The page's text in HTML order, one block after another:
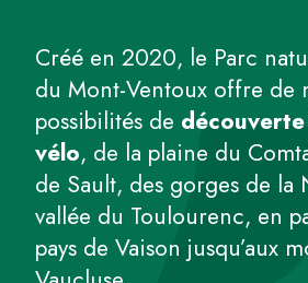
Créé en 2020, le Parc
du Mont-Ventoux offre de
possibilités de
vélo, de la plaine du
de Sault, des gorges de la
vallée du Toulourenc, en
pays de Vaison jusqu’aux